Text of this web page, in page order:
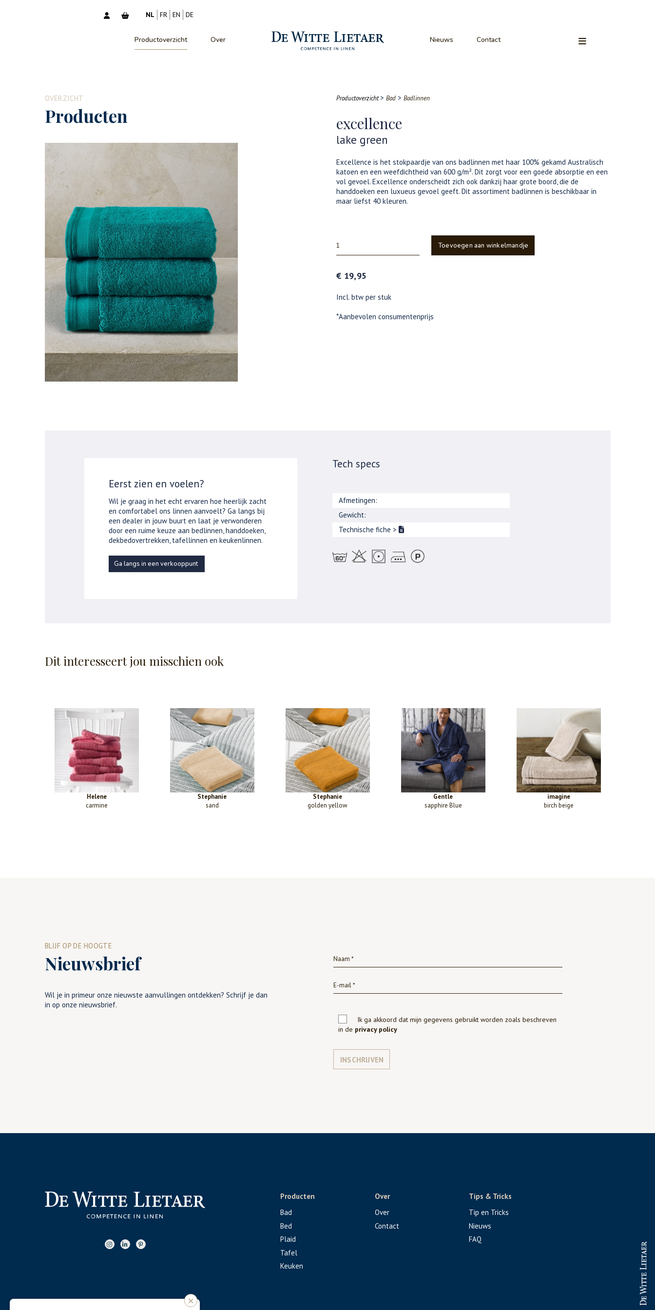
NL FR EN DE
Productoverzicht Over Nieuws Contact
OVERZICHT
Producten
Productoverzicht > Bad > Badlinnen
excellence
lake green
Excellence is het stokpaardje van ons badlinnen met haar 100% gekamd Australisch
katoen en een weefdichtheid van 600 g/m². Dit zorgt voor een goede absorptie en een
vol gevoel. Excellence onderscheidt zich ook dankzij haar grote boord, die de
handdoeken een luxueus gevoel geeft. Dit assortiment badlinnen is beschikbaar in
maar liefst 40 kleuren.
Toevoegen aan winkelmandje
€ 19,95
Incl. btw per stuk
*Aanbevolen consumentenprijs
Eerst zien en voelen?
Wil je graag in het echt ervaren hoe heerlijk zacht
en comfortabel ons linnen aanvoelt? Ga langs bij
een dealer in jouw buurt en laat je verwonderen
door een ruime keuze aan bedlinnen, handdoeken,
dekbedovertrekken, tafellinnen en keukenlinnen.
Ga langs in een verkooppunt
Tech specs
Afmetingen:
Gewicht:
Technische fiche >
Dit interesseert jou misschien ook
Helene
carmine
Stephanie
sand
Stephanie
golden yellow
Gentle
sapphire Blue
imagine
birch beige
BLIJF OP DE HOOGTE
Nieuwsbrief
Wil je in primeur onze nieuwste aanvullingen ontdekken? Schrijf je dan
in op onze nieuwsbrief.
Ik ga akkoord dat mijn gegevens gebruikt worden zoals beschreven
in de privacy policy
INSCHRIJVEN
Producten
Bad
Bed
Plaid
Tafel
Keuken
Over
Over
Contact
Tips & Tricks
Tip en Tricks
Nieuws
FAQ